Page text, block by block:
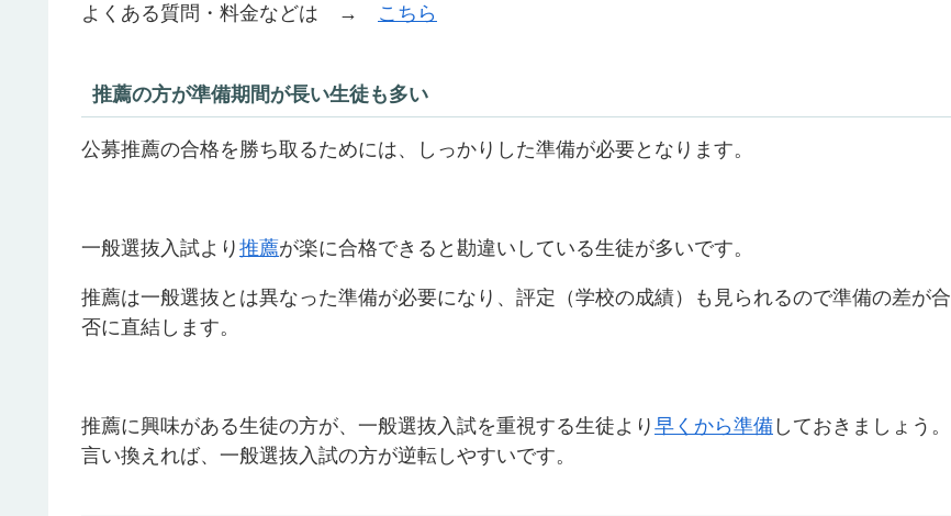
よくある質問・料金などは → こちら
推薦の方が準備期間が長い生徒も多い
公募推薦の合格を勝ち取るためには、しっかりした準備が必要となります。
一般選抜入試より 推薦が楽に合格できると勘違いしている生徒が多いです。
推薦は一般選抜とは異なった準備が必要になり、評定（学校の成績）も見られるので準備の差が合
否に直結します。
推薦に興味がある生徒の方が、一般選抜入試を重視する生徒より 早くから準備 しておきましょう。
言い換えれば、一般選抜入試の方が逆転しやすいです。